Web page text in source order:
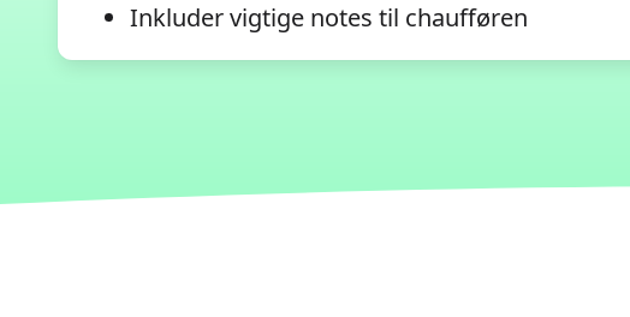
Inkluder vigtige notes til chaufføren